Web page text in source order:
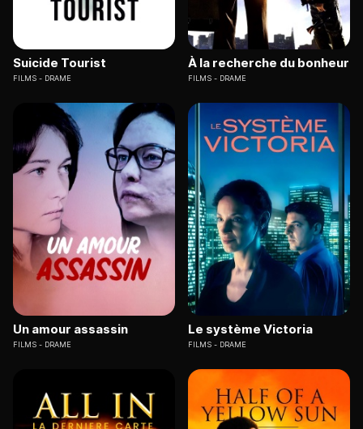
Suicide Tourist
FILMS DRAME
À la recherche du bonheur
FILMS DRAME
Un amour assassin
FILMS DRAME
Le système Victoria
FILMS DRAME